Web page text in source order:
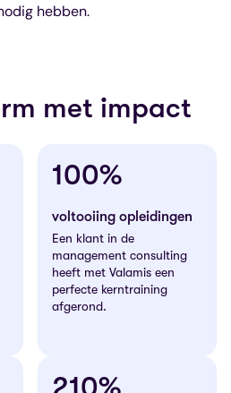
hebben.
met impact
100%
voltooiing opleidingen
Een klant in de
management consulting
heeft met Valamis een
perfecte kerntraining
afgerond.